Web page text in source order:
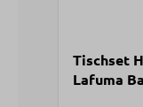
Tischset
Lafuma